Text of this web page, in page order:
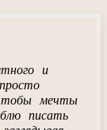
и
мечты
писать